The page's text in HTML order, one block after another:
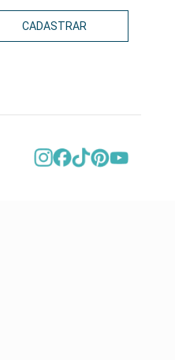
CADASTRAR